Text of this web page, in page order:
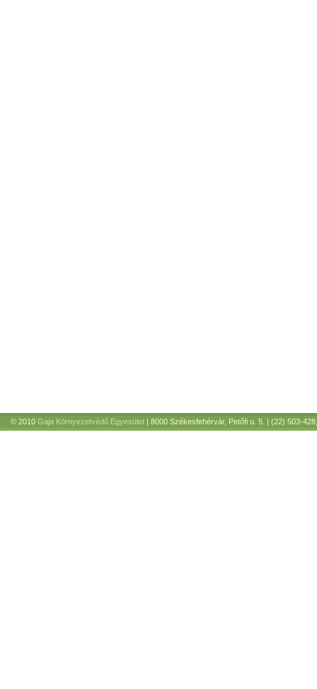
© 2010 Gaja Környezetvédő Egyesület | 8000 Székesfehérvár, Petőfi u. 5. | (22) 503-